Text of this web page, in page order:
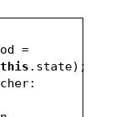
=
this .state);